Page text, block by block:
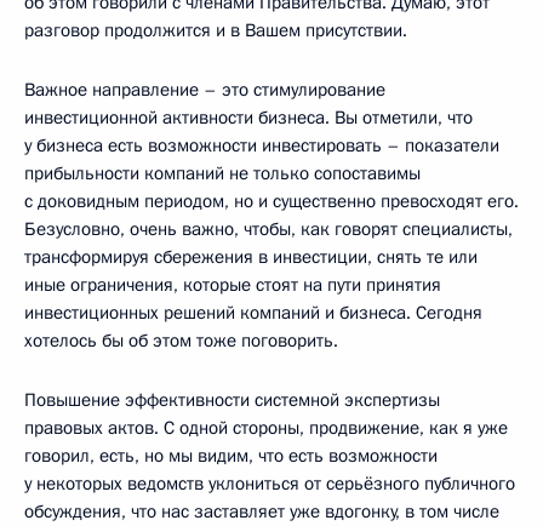
разговор продолжится и в Вашем присутствии.
Важное направление – это стимулирование
инвестиционной активности бизнеса. Вы отметили, что
у бизнеса есть возможности инвестировать – показатели
прибыльности компаний не только сопоставимы
с доковидным периодом, но и существенно превосходят его.
Безусловно, очень важно, чтобы, как говорят специалисты,
трансформируя сбережения в инвестиции, снять те или
иные ограничения, которые стоят на пути принятия
инвестиционных решений компаний и бизнеса. Сегодня
хотелось бы об этом тоже поговорить.
Повышение эффективности системной экспертизы
правовых актов. С одной стороны, продвижение, как я уже
говорил, есть, но мы видим, что есть возможности
у некоторых ведомств уклониться от серьёзного публичного
обсуждения, что нас заставляет уже вдогонку, в том числе